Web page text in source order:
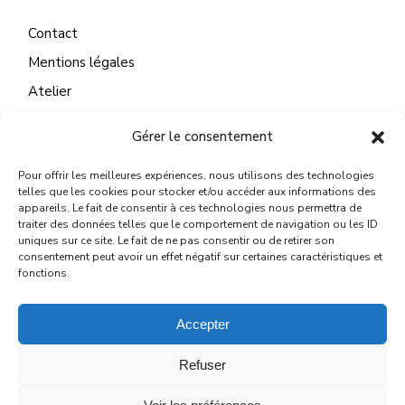
Gérer le consentement
Pour offrir les meilleures expériences, nous utilisons des technologies
telles que les cookies pour stocker et/ou accéder aux informations des
appareils. Le fait de consentir à ces technologies nous permettra de
traiter des données telles que le comportement de navigation ou les ID
uniques sur ce site. Le fait de ne pas consentir ou de retirer son
consentement peut avoir un effet négatif sur certaines caractéristiques et
fonctions.
Accepter
Refuser
Contact
Mentions légales
Atelier
CONTACT
22 Quai du Mail
45130 Meung sur Loire